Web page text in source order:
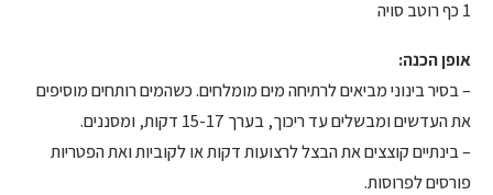
1 כף רוטב סויה
אופן הכנה:
– בסיר בינוני מביאים לרתיחה מים מומלחים. כשהמים רותחים מוסיפים
את העדשים ומבשלים עד ריכוך, בערך 15-17 דקות, ומסננים.
– בינתיים קוצצים את הבצל לרצועות דקות או לקוביות ואת הפטריות
פורסים לפרוסות.